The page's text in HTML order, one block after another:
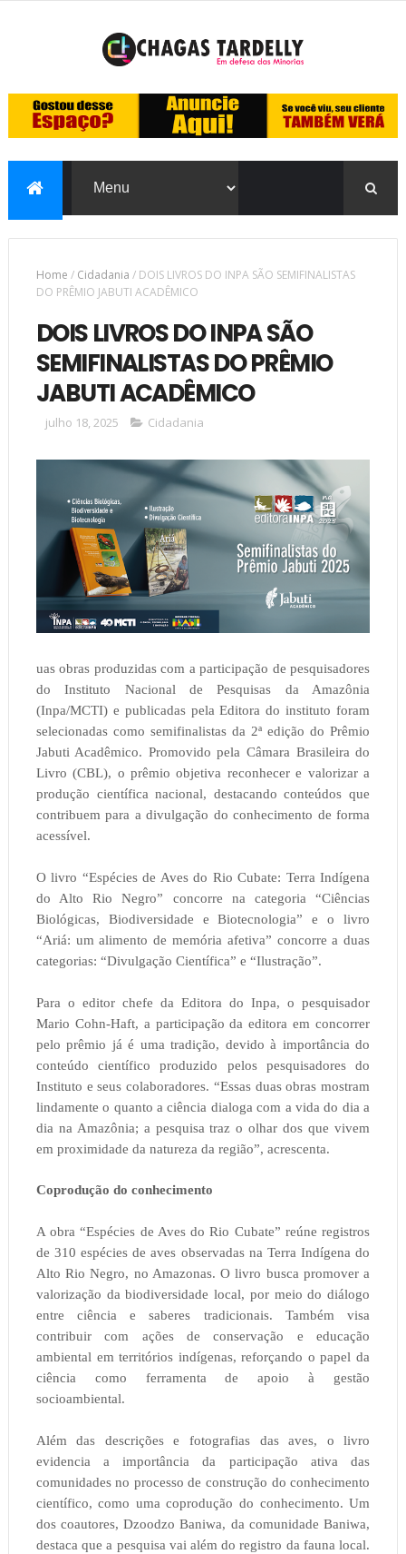
Home / Cidadania / DOIS LIVROS DO INPA SÃO SEMIFINALISTAS
DO PRÊMIO JABUTI ACADÊMICO
DOIS LIVROS DO INPA SÃO
SEMIFINALISTAS DO PRÊMIO
JABUTI ACADÊMICO
julho 18, 2025 Cidadania
uas obras produzidas com a participação de pesquisadores
do Instituto Nacional de Pesquisas da Amazônia
(Inpa/MCTI) e publicadas pela Editora do instituto foram
selecionadas como semifinalistas da 2ª edição do Prêmio
Jabuti Acadêmico. Promovido pela Câmara Brasileira do
Livro (CBL), o prêmio objetiva reconhecer e valorizar a
produção científica nacional, destacando conteúdos que
contribuem para a divulgação do conhecimento de forma
acessível.
O livro “Espécies de Aves do Rio Cubate: Terra Indígena
do Alto Rio Negro” concorre na categoria “Ciências
Biológicas, Biodiversidade e Biotecnologia” e o livro
“Ariá: um alimento de memória afetiva” concorre a duas
categorias: “Divulgação Científica” e “Ilustração”.
Para o editor chefe da Editora do Inpa, o pesquisador
Mario Cohn-Haft, a participação da editora em concorrer
pelo prêmio já é uma tradição, devido à importância do
conteúdo científico produzido pelos pesquisadores do
Instituto e seus colaboradores. “Essas duas obras mostram
lindamente o quanto a ciência dialoga com a vida do dia a
dia na Amazônia; a pesquisa traz o olhar dos que vivem
em proximidade da natureza da região”, acrescenta.
Coprodução do conhecimento
A obra “Espécies de Aves do Rio Cubate” reúne registros
de 310 espécies de aves observadas na Terra Indígena do
Alto Rio Negro, no Amazonas. O livro busca promover a
valorização da biodiversidade local, por meio do diálogo
entre ciência e saberes tradicionais. Também visa
contribuir com ações de conservação e educação
ambiental em territórios indígenas, reforçando o papel da
ciência como ferramenta de apoio à gestão
socioambiental.
Além das descrições e fotografias das aves, o livro
evidencia a importância da participação ativa das
comunidades no processo de construção do conhecimento
científico, como uma coprodução do conhecimento. Um
dos coautores, Dzoodzo Baniwa, da comunidade Baniwa,
destaca que a pesquisa vai além do registro da fauna local.